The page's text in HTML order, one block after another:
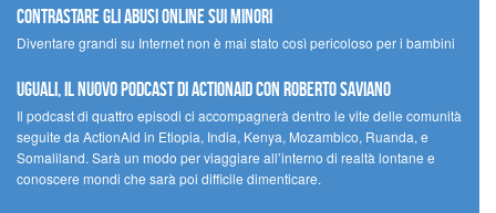
contrastare gli abusi online sui minori
Diventare grandi su Internet non è mai stato così pericoloso per i bambini
UGUALI, il nuovo podcast di ACTIONAID con Roberto Saviano
Il podcast di quattro episodi ci accompagnerà dentro le vite delle comunità
seguite da ActionAid in Etiopia, India, Kenya, Mozambico, Ruanda, e
Somaliland. Sarà un modo per viaggiare all’interno di realtà lontane e
conoscere mondi che sarà poi difficile dimenticare.